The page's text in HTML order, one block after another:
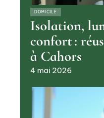
DOMICILE
Isolation,
confort :
à Cahors
4 mai 2026